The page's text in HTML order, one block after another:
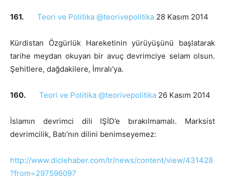
161. Teori ve Politika @teorivepolitika 28 Kasım 2014
Kürdistan Özgürlük Hareketinin yürüyüşünü başlatarak
tarihe meydan okuyan bir avuç devrimciye selam olsun.
Şehitlere, dağdakilere, İmralı’ya.
160. Teori ve Politika @teorivepolitika 26 Kasım 2014
İslamın devrimci dili IŞİD’e bırakılmamalı. Marksist
devrimcilik, Batı’nın dilini benimseyemez:
http://www.diclehaber.com/tr/news/content/view/431428
?from=297596097